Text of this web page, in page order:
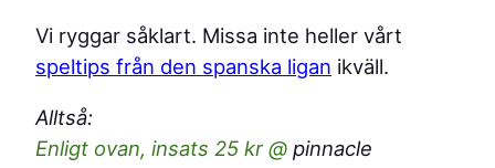
Vi ryggar såklart. Missa inte heller vårt
speltips från den spanska ligan ikväll.
Alltså:
Enligt ovan, insats 25 kr @ pinnacle